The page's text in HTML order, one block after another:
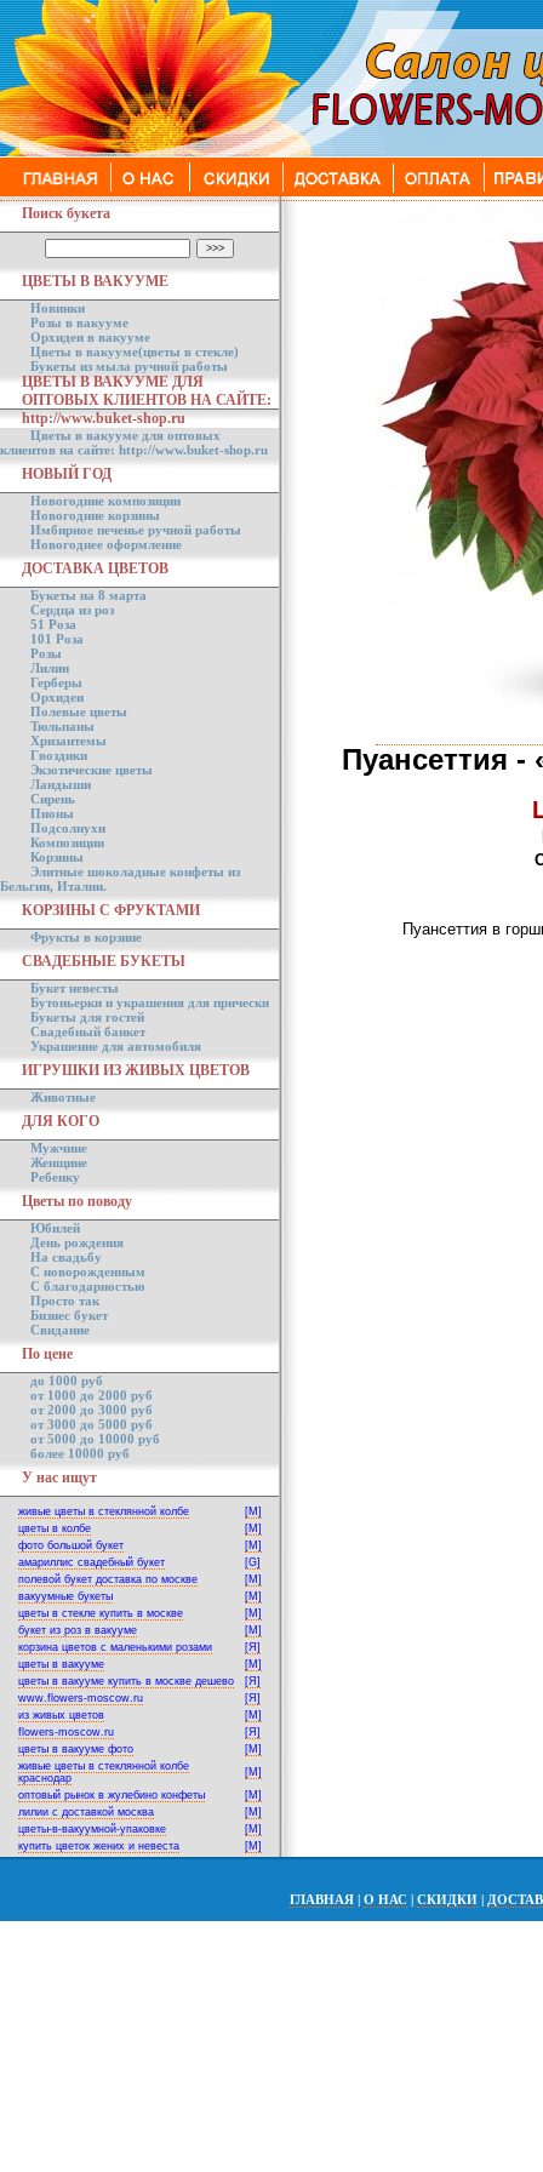
Поиск букета
ЦВЕТЫ В ВАКУУМЕ
Новинки
Розы в вакууме
Орхидеи в вакууме
Цветы в вакууме(цветы в стекле)
Букеты из мыла ручной работы
ЦВЕТЫ В ВАКУУМЕ ДЛЯ
ОПТОВЫХ КЛИЕНТОВ НА САЙТЕ:
http://www.buket-shop.ru
Цветы в вакууме для оптовых
клиентов на сайте: http://www.buket-shop.ru
НОВЫЙ ГОД
Новогодние композиции
Новогодние корзины
Имбирное печенье ручной работы
Новогоднее оформление
ДОСТАВКА ЦВЕТОВ
Букеты на 8 марта
Сердца из роз
51 Роза
101 Роза
Розы
Лилии
Герберы
Орхидеи
Полевые цветы
Тюльпаны
Хризантемы
Гвоздики
Экзотические цветы
Ландыши
Сирень
Пионы
Подсолнухи
Композиции
Корзины
Элитные шоколадные конфеты из
Бельгии, Италии.
КОРЗИНЫ С ФРУКТАМИ
Фрукты в корзине
СВАДЕБНЫЕ БУКЕТЫ
Букет невесты
Бутоньерки и украшения для прически
Букеты для гостей
Свадебный банкет
Украшение для автомобиля
ИГРУШКИ ИЗ ЖИВЫХ ЦВЕТОВ
Животные
ДЛЯ КОГО
Мужчине
Женщине
Ребенку
Цветы по поводу
Юбилей
День рождения
На свадьбу
С новорожденным
С благодарностью
Просто так
Бизнес букет
Свидание
По цене
до 1000 руб
от 1000 до 2000 руб
от 2000 до 3000 руб
от 3000 до 5000 руб
от 5000 до 10000 руб
более 10000 руб
У нас ищут
живые цветы в стеклянной колбе
[M]
цветы в колбе
[M]
фото большой букет
[M]
амариллис свадебный букет
[G]
полевой букет доставка по москве
[M]
вакуумные букеты
[M]
цветы в стекле купить в москве
[M]
букет из роз в вакууме
[M]
корзина цветов с маленькими розами
[Я]
цветы в вакууме
[M]
цветы в вакууме купить в москве дешево
[Я]
www.flowers-moscow.ru
[Я]
из живых цветов
[M]
flowers-moscow.ru
[Я]
цветы в вакууме фото
[M]
живые цветы в стеклянной колбе
краснодар
[M]
оптовый рынок в жулебино конфеты
[M]
лилии с доставкой москва
[M]
цветы-в-вакуумной-упаковке
[M]
купить цветок жених и невеста
[M]
Пуансеттия -
Пуансеттия в
ГЛАВНАЯ | О НАС | СКИДКИ |